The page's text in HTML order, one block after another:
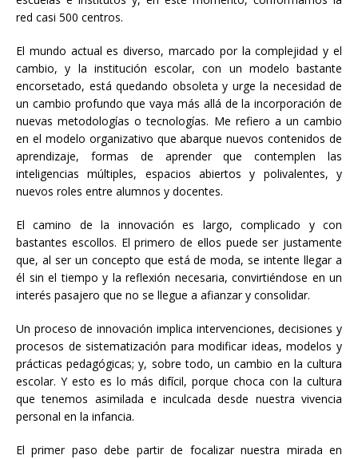
red casi 500 centros.
El mundo actual es diverso, marcado por la complejidad y el
cambio, y la institución escolar, con un modelo bastante
encorsetado, está quedando obsoleta y urge la necesidad de
un cambio profundo que vaya más allá de la incorporación de
nuevas metodologías o tecnologías. Me refiero a un cambio
en el modelo organizativo que abarque nuevos contenidos de
aprendizaje, formas de aprender que contemplen las
inteligencias múltiples, espacios abiertos y polivalentes, y
nuevos roles entre alumnos y docentes.
El camino de la innovación es largo, complicado y con
bastantes escollos. El primero de ellos puede ser justamente
que, al ser un concepto que está de moda, se intente llegar a
él sin el tiempo y la reflexión necesaria, convirtiéndose en un
interés pasajero que no se llegue a afianzar y consolidar.
Un proceso de innovación implica intervenciones, decisiones y
procesos de sistematización para modificar ideas, modelos y
prácticas pedagógicas; y, sobre todo, un cambio en la cultura
escolar. Y esto es lo más difícil, porque choca con la cultura
que tenemos asimilada e inculcada desde nuestra vivencia
personal en la infancia.
El primer paso debe partir de focalizar nuestra mirada en